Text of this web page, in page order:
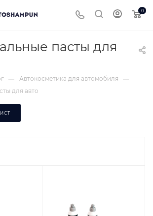
0
пасты для
— Автокосметика для автомобиля
—
для авто